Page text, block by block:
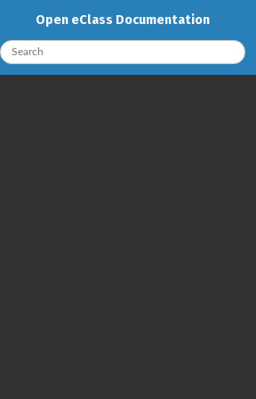
Open eClass Documentation